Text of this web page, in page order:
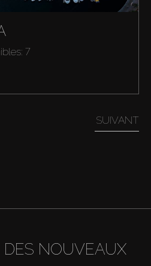
7
SUIVANT
NOUVEAUX